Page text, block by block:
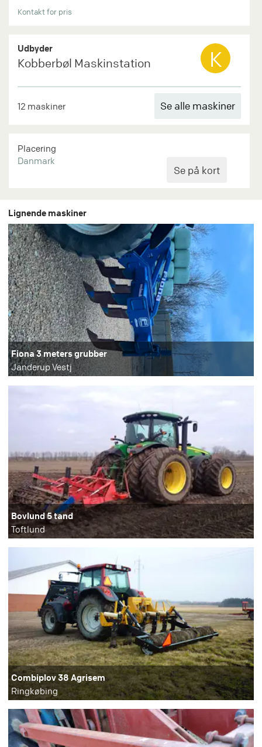
Kontakt for pris
Udbyder
Kobberbøl Maskinstation K
12 maskiner Se alle maskiner
Placering
Danmark
Lignende maskiner
Fiona 3 meters grubber
Janderup Vestj
Bovlund 5 tand
Toftlund
Combiplov 38 Agrisem
Ringkøbing